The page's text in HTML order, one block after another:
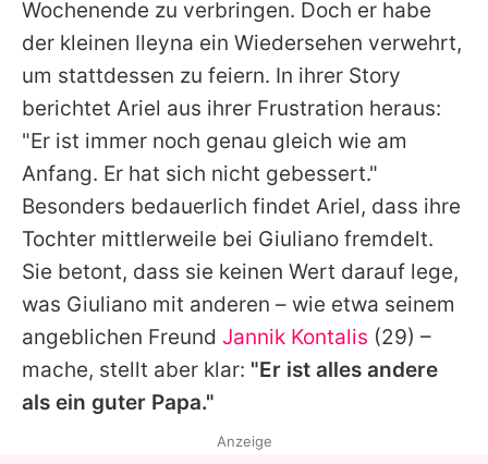
Wochenende zu verbringen. Doch er habe
der kleinen Ileyna ein Wiedersehen verwehrt,
um stattdessen zu feiern. In ihrer Story
berichtet Ariel aus ihrer Frustration heraus:
"Er ist immer noch genau gleich wie am
Anfang. Er hat sich nicht gebessert."
Besonders bedauerlich findet Ariel, dass ihre
Tochter mittlerweile bei Giuliano fremdelt.
Sie betont, dass sie keinen Wert darauf lege,
was Giuliano mit anderen – wie etwa seinem
angeblichen Freund Jannik Kontalis (29) –
mache, stellt aber klar: "Er ist alles andere
als ein guter Papa."
Anzeige